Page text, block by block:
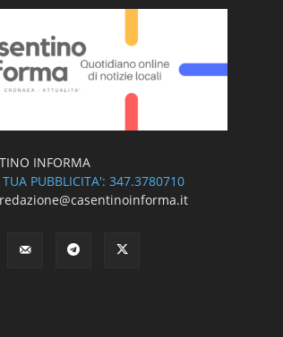
INFORMA
TUA PUBBLICITA': 347.3780710